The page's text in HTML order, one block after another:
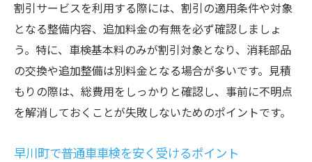
割引サービスを利用する際には、割引の適用条件や対象
となる整備内容、追加料金の有無を必ず確認しましょ
う。特に、車検基本料のみが割引対象となり、消耗部品
の交換や追加整備は別料金となる場合が多いです。見積
もりの際は、総費用をしっかりと確認し、事前に不明点
を解消しておくことが失敗しないためのポイントです。
早川町で普通車車検を安く受けるポイント